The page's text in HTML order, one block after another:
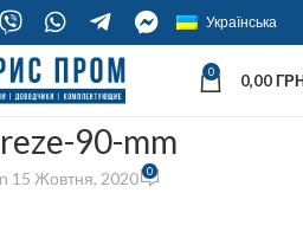
Українська
0 0,00
90-mm
15 Жовтня, 2020 0